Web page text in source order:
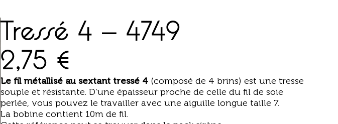
Tressé 4 – 4749
2,75 €
Le filmétallisé au sextant tressé 4 (composé de 4 brins) est une tresse
souple et résistante. D’une épaisseur proche de celle du fil de soie
perlée, vous pouvez le travailler avec une aiguille longue taille 7.
La bobine contient 10m de fil.